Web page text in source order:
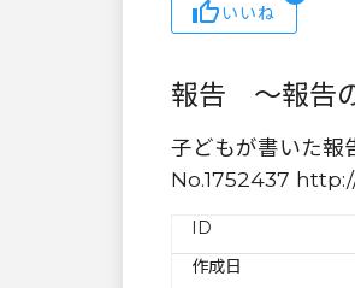
いいね
報告 〜報告
子どもが書いた報
No.1752437
ID
作成日